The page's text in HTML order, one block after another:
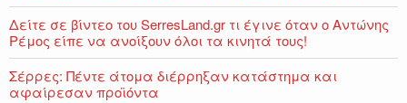
Δείτε σε βίντεο του SerresLand.gr τι έγινε όταν ο Αντώνης
Ρέμος είπε να ανοίξουν όλοι τα κινητά τους!
Σέρρες: Πέντε άτομα διέρρηξαν κατάστημα και
αφαίρεσαν προϊόντα